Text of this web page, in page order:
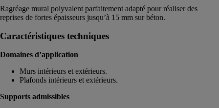
Ragréage mural polyvalent parfaitement adapté pour réaliser des
reprises de fortes épaisseurs jusqu’à 15 mm sur béton.
Caractéristiques techniques
Domaines d’application
Murs intérieurs et extérieurs.
Plafonds intérieurs et extérieurs.
Supports admissibles